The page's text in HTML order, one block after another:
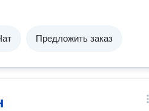
Предложить заказ